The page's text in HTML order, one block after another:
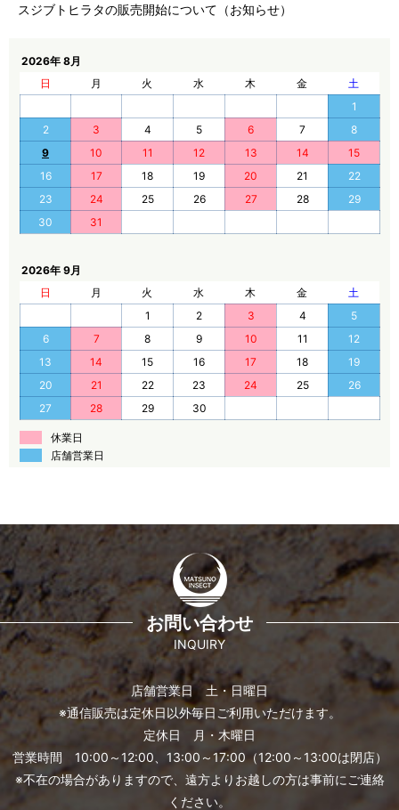
スジブトヒラタの販売開始について（お知らせ）
2026年 8月
日
月 火 水 木 金
土
1
2
3 4 5 6 7
8
9
10 11 12 13 14
15
16
17 18 19 20 21
22
23
24 25 26 27 28
29
30
31
2026年 9月
日
月 火 水 木 金
土
1
2 3 4
5
6
7 8 9 10 11
12
13
14 15 16 17 18
19
20
21 22 23 24 25
26
27
28 29 30
休業日
店舗営業日
お問い合わせ
INQUIRY
店舗営業日 土・日曜日
※通信販売は定休日以外毎日ご利用いただけます。
定休日 月・木曜日
営業時間 10:00～12:00、13:00～17:00（12:00～13:00は閉店）
※不在の場合がありますので、遠方よりお越しの方は事前にご連絡
ください。